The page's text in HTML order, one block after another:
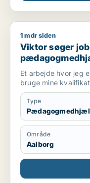
Viktor søger job
1 mdr siden
Viktor søger
tjener /
Et arbejde hvor jeg
bruge mine
Type
Område
Aalborg